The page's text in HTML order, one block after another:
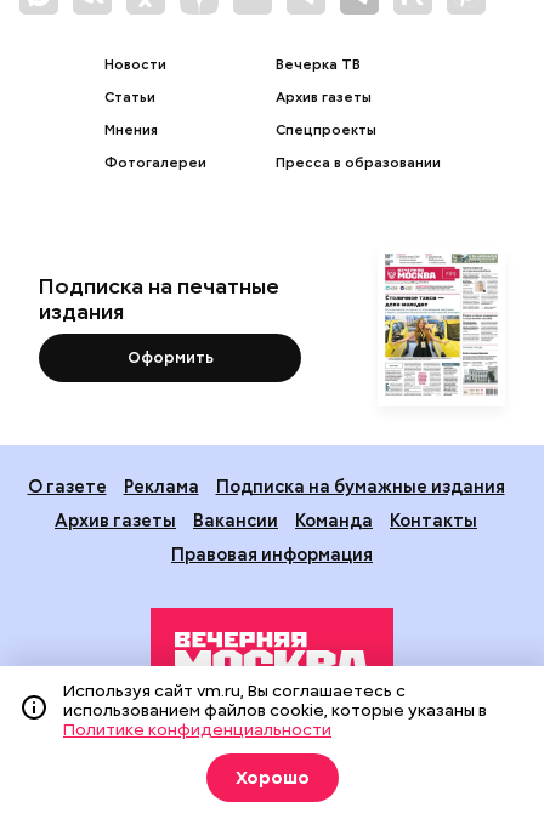
Новости
Статьи
Мнения
Фотогалереи
Вечерка ТВ
Архив газеты
Спецпроекты
Пресса в образовании
Подписка на печатные
издания
Оформить
О газете Реклама
Подписка на бумажные издания
Архив газеты
Вакансии Команда
Контакты
Правовая информация
Издание создано при финансовой поддержке Департамента
средств массовой информации и рекламы города Москвы.
На сайте применяются рекомендательные технологии
(информационные технологии предоставления информации
Используя сайт vm.ru, Вы соглашаетесь с
использованием файлов cookie, которые указаны в
Политике конфиденциальности
Хорошо